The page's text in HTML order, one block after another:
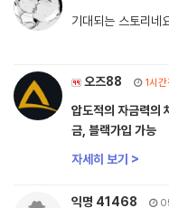
기대되는 스토리네
오즈88 1시간
압도적의 자금력의
금, 블랙가입 가능
자세히 보기 >
익명 41468